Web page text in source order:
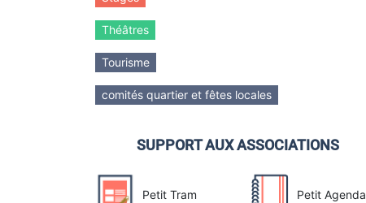
Théâtres
Tourisme
comités quartier et fêtes locales
SUPPORT AUX ASSOCIATIONS
Petit Tram Petit Agenda